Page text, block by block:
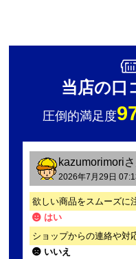
当店の口
圧倒的満足度
kazumorimori
2026年7月29日
欲しい商品をスムーズに
はい
ショップからの連絡や対
いいえ